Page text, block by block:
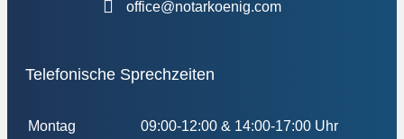
office@notarkoenig.com
Telefonische Sprechzeiten
Montag
09:00-12:00 & 14:00-17:00 Uhr